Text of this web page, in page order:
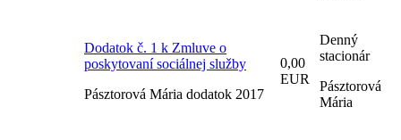
Dodatok č. 1 k Zmluve o
poskytovaní sociálnej služby
Pásztorová Mária dodatok 2017
0,00
EUR
Denný
stacionár
Pásztorová
Mária